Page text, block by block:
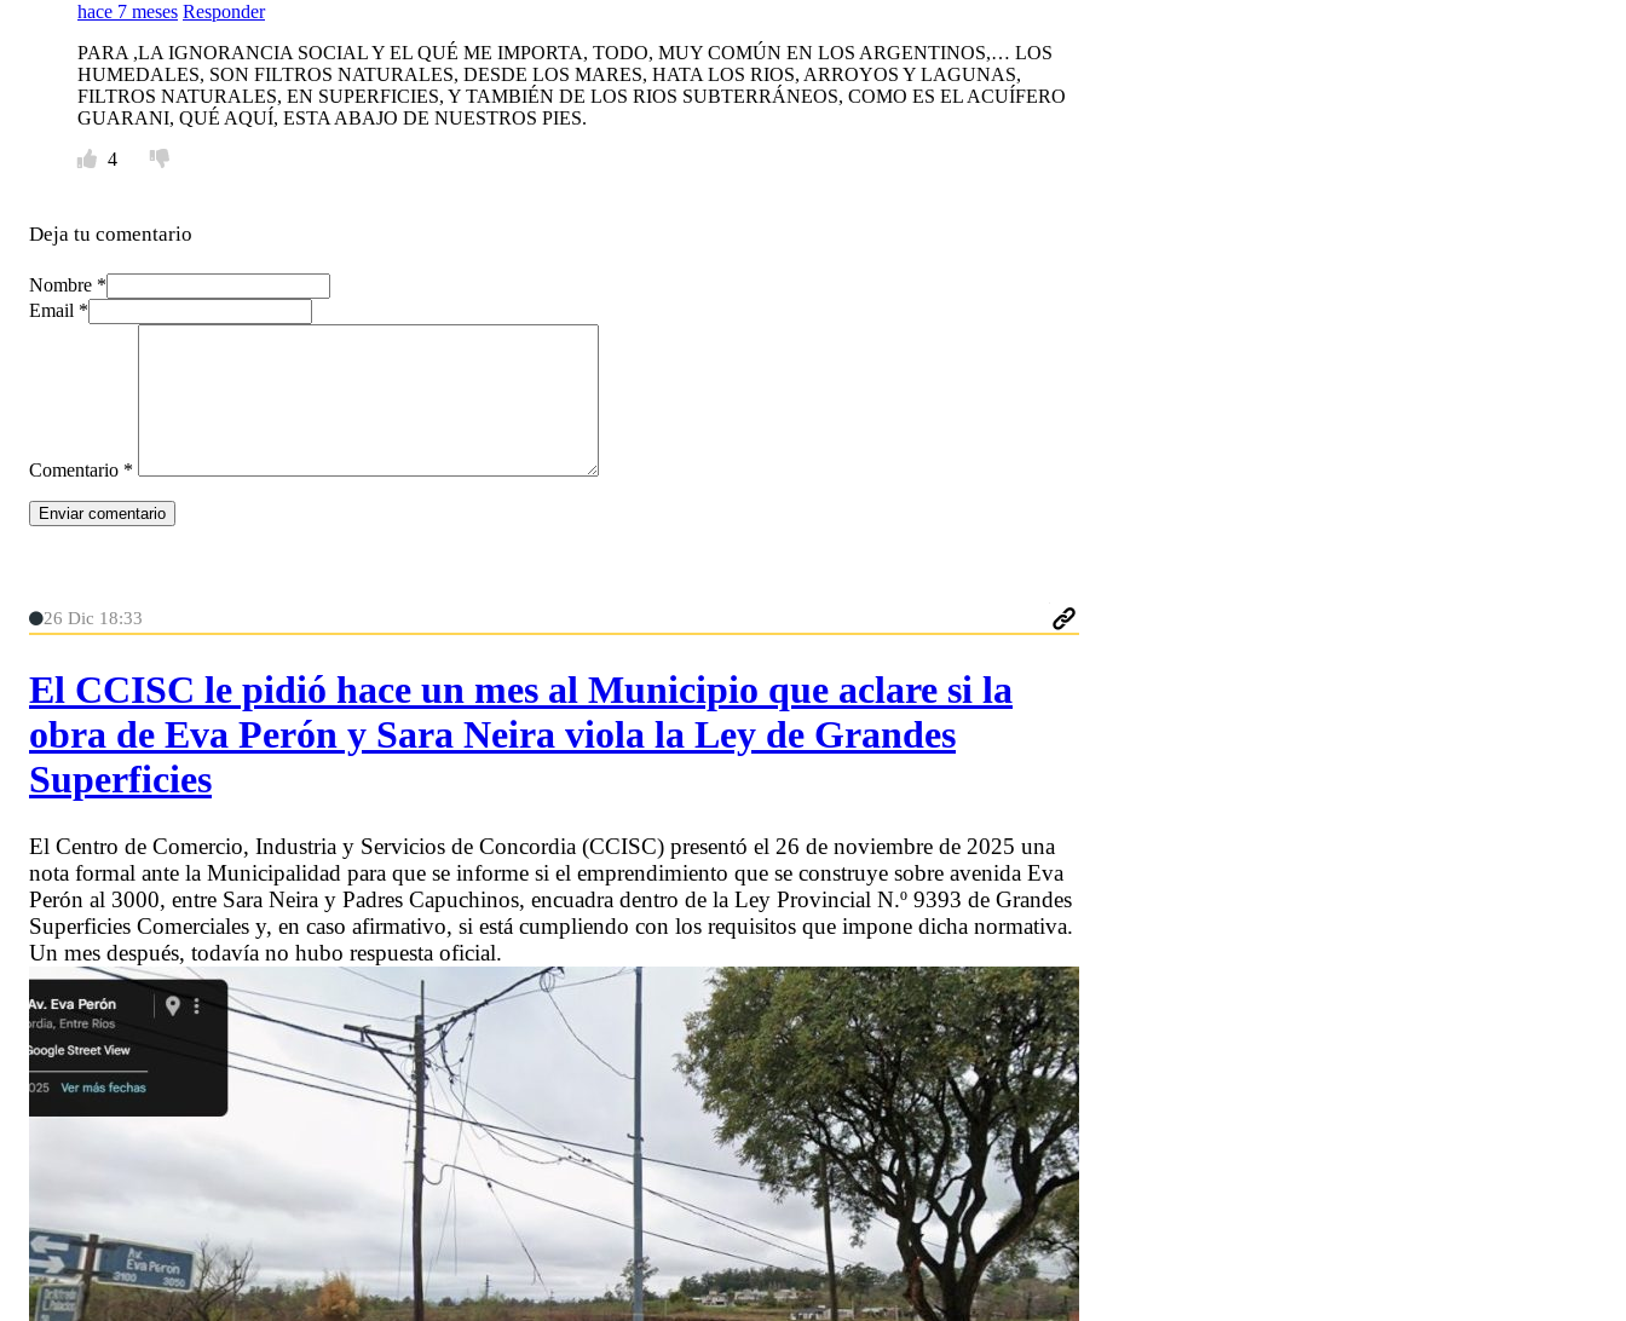
hace 7 meses Responder
PARA ,LA IGNORANCIA SOCIAL Y EL QUÉ ME IMPORTA, TODO, MUY COMÚN EN LOS ARGENTINOS,… LOS
HUMEDALES, SON FILTROS NATURALES, DESDE LOS MARES, HATA LOS RIOS, ARROYOS Y LAGUNAS,
FILTROS NATURALES, EN SUPERFICIES, Y TAMBIÉN DE LOS RIOS SUBTERRÁNEOS, COMO ES EL ACUÍFERO
GUARANI, QUÉ AQUÍ, ESTA ABAJO DE NUESTROS PIES.
4
Deja tu comentario
Nombre *
Email *
Comentario *
26 Dic 18:33
El CCISC le pidió hace un mes al Municipio que aclare si la
obra de Eva Perón y Sara Neira viola la Ley de Grandes
Superficies
El Centro de Comercio, Industria y Servicios de Concordia (CCISC) presentó el 26 de noviembre de 2025 una
nota formal ante la Municipalidad para que se informe si el emprendimiento que se construye sobre avenida Eva
Perón al 3000, entre Sara Neira y Padres Capuchinos, encuadra dentro de la Ley Provincial N.º 9393 de Grandes
Superficies Comerciales y, en caso afirmativo, si está cumpliendo con los requisitos que impone dicha normativa.
Un mes después, todavía no hubo respuesta oficial.